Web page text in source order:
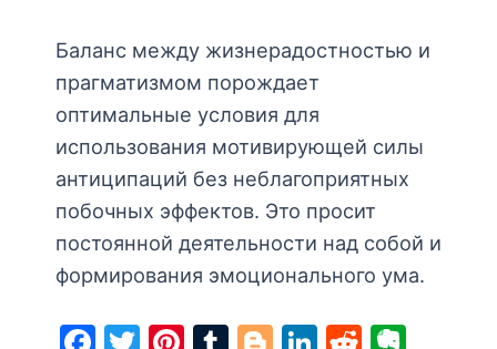
Баланс между жизнерадостностью и
прагматизмом порождает
оптимальные условия для
использования мотивирующей силы
антиципаций без неблагоприятных
побочных эффектов. Это просит
постоянной деятельности над собой и
формирования эмоционального ума.